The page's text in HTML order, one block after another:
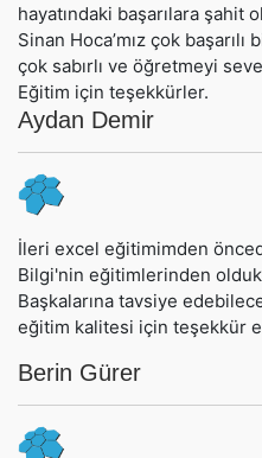
hayatındaki başarılara şahit
Sinan Hoca’mız çok
çok sabırlı ve öğretmeyi
Eğitim için teşekkürler.
Aydan Demir
İleri excel eğitimimden
Bilgi'nin eğitimlerinden
Başkalarına tavsiye
eğitim kalitesi için teşekkür
Berin Gürer